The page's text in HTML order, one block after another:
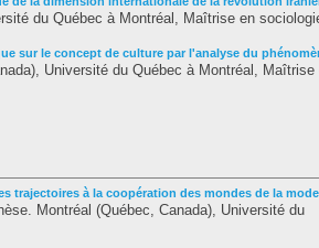
du Québec à Montréal, Maîtrise en
sur le concept de culture par l'analyse du
Université du Québec à Montréal, Maîtrise
trajectoires à la coopération des mondes de la
Montréal (Québec, Canada), Université du